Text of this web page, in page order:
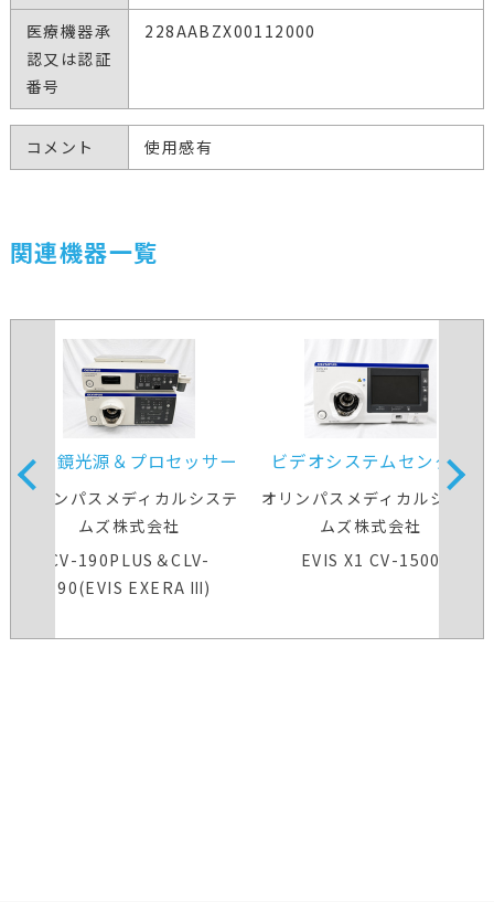
医療機器承
認又は認証
番号
228AABZX00112000
コメント 使用感有
関連機器一覧
内視鏡光源＆プロセッサー
装置
オリンパスメディカルシステ
ムズ株式会社
CV-190PLUS＆CLV-
190(EVIS EXERA Ⅲ)
ビデオシステムセンター
オリンパスメディカルシステ
ムズ株式会社
EVIS X1 CV-1500